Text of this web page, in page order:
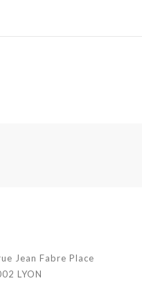
Jean Fabre Place
LYON